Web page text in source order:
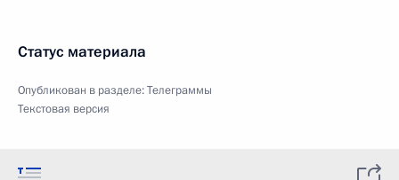
Статус материала
Опубликован в разделе:Телеграммы
Текстовая версия